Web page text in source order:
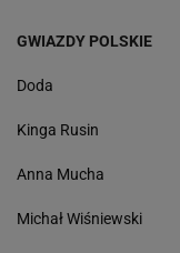
GWIAZDY POLSKIE
Doda
Kinga Rusin
Anna Mucha
Michał Wiśniewski